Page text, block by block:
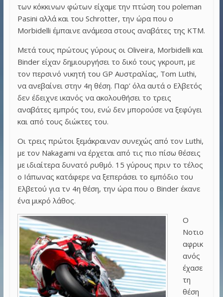
των κόκκινων φώτων είχαμε την πτώση του poleman
Pasini αλλά και του Schrotter, την ώρα που ο
Morbidelli έμπαινε ανάμεσα στους αναβάτες της KTM.
Μετά τους πρώτους γύρους οι Oliveira, Morbidelli και
Binder είχαν δημιουργήσει το δικό τους γκρουπ, με
τον περσινό νικητή του GP Αυστραλίας, Tom Luthi,
να ανεβαίνει στην 4η θέση. Παρ’ όλα αυτά ο Ελβετός
δεν έδειχνε ικανός να ακολουθήσει το τρεις
αναβάτες εμπρός του, ενώ δεν μπορούσε να ξεφύγει
και από τους διώκτες του.
Οι τρεις πρώτοι ξεμάκραιναν συνεχώς από τον Luthi,
με τον Nakagami να έρχεται από τις πιο πίσω θέσεις
με ιδιαίτερα δυνατό ρυθμό. 15 γύρους πριν το τέλος
ο Ιάπωνας κατάφερε να ξεπεράσει το εμπόδιο του
Ελβετού για τν 4η θέση, την ώρα που ο Binder έκανε
ένα μικρό λάθος.
Ο
Νοτιο
αφρικ
ανός
έχασε
τη
θέση